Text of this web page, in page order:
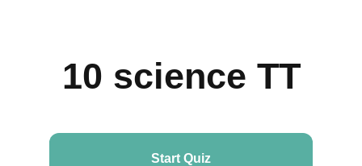
10 science TT
Start Quiz